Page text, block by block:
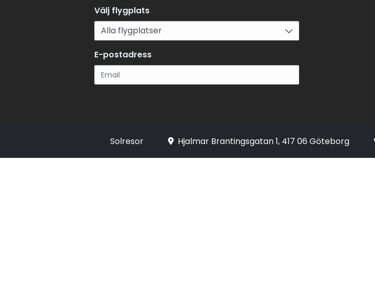
Välj flygplats
E-postadress
Solresor Hjalmar Brantingsgatan 1, 417 06 Göteborg